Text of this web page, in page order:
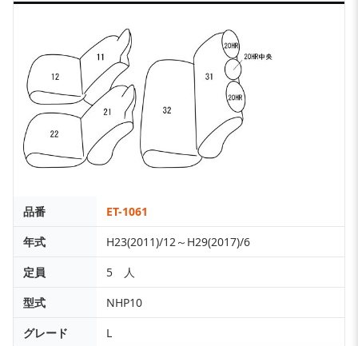
品番
ET-1061
年式
H23(2011)/12～H29(2017)/6
定員
5 人
型式
NHP10
グレード
L